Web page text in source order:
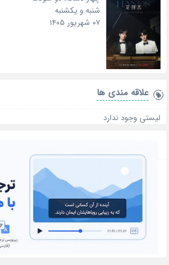
شنبه و یکشنبه
۰۷ شهریور ۱۴۰۵
علاقه‌ مندی ها
لیستی وجود ندارد